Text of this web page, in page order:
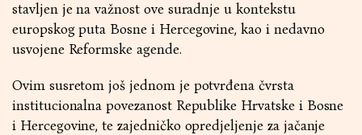
stavljen je na važnost ove suradnje u kontekstu
europskog puta Bosne i Hercegovine, kao i nedavno
usvojene Reformske agende.
Ovim susretom još jednom je potvrđena čvrsta
institucionalna povezanost Republike Hrvatske i Bosne
i Hercegovine, te zajedničko opredjeljenje za jačanje